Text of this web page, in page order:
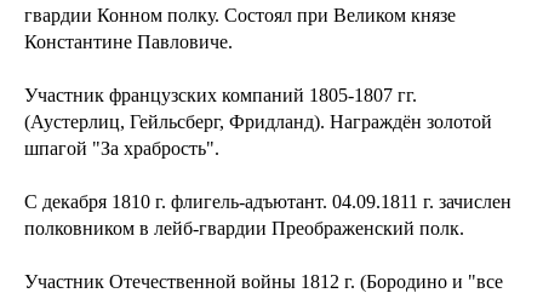
гвардии Конном полку. Состоял при Великом князе
Константине Павловиче.
Участник французских компаний 1805-1807 гг.
(Аустерлиц, Гейльсберг, Фридланд). Награждён золотой
шпагой "За храбрость".
С декабря 1810 г. флигель-адъютант. 04.09.1811 г. зачислен
полковником в лейб-гвардии Преображенский полк.
Участник Отечественной войны 1812 г. (Бородино и "все